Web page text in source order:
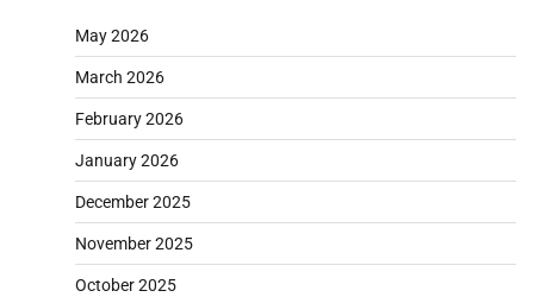
May 2026
March 2026
February 2026
January 2026
December 2025
November 2025
October 2025